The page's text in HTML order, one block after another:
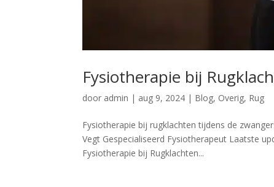
Fysiotherapie bij
door admin | aug 9, 2024 | Blog, Overig, Rug
Fysiotherapie bij rugklachten tijdens de
Vegt Gespecialiseerd Fysiotherapeut
Fysiotherapie bij Rugklachten...